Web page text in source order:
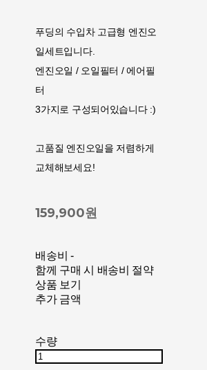
푸딩의 수입차 고급형 엔진오
일세트입니다.
엔진오일 / 오일필터 / 에어필
터
3가지로 구성되어있습니다 :)
고품질 엔진오일을 저렴하게
교체해보세요!
159,900원
배송비 -
함께 구매 시 배송비 절약
상품 보기
추가 금액
수량